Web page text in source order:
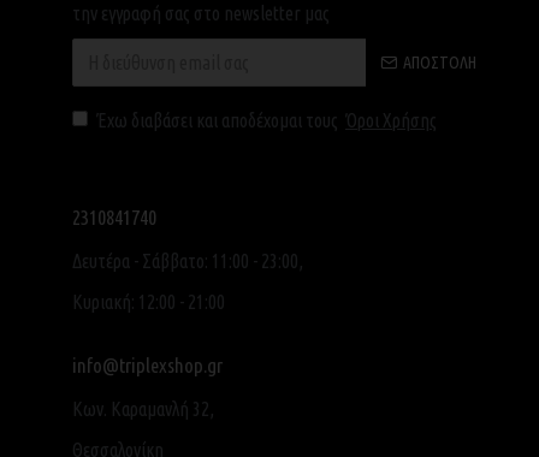
την εγγραφή σας στο newsletter μας
ΑΠΟΣΤΟΛΉ
Έχω διαβάσει και αποδέχομαι τους Όροι Χρήσης
2310841740
Δευτέρα - Σάββατο: 11:00 - 23:00,
Κυριακή: 12:00 - 21:00
info@triplexshop.gr
Κων. Καραμανλή 32,
Θεσσαλονίκη